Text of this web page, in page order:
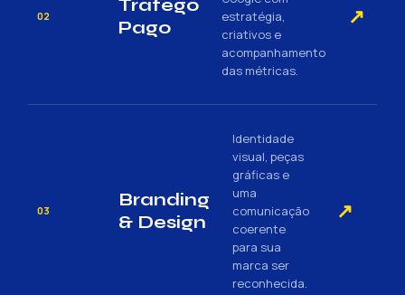
02
Tráfego
Pago
estratégia,
criativos e
acompanhamento
das métricas.
↗
03
Branding
& Design
Identidade
visual, peças
gráficas e
uma
comunicação
coerente
para sua
marca ser
reconhecida.
↗